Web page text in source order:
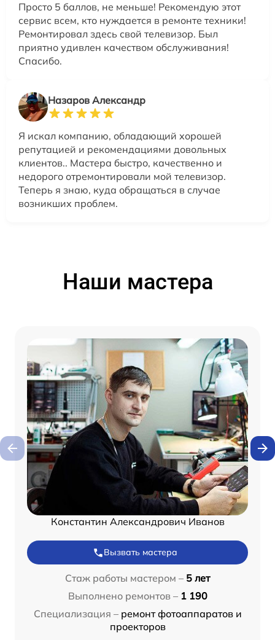
Просто 5 баллов, не меньше! Рекомендую этот
сервис всем, кто нуждается в ремонте техники!
Ремонтировал здесь свой телевизор. Был
приятно удивлен качеством обслуживания!
Спасибо.
Назаров Александр
Я искал компанию, обладающий хорошей
репутацией и рекомендациями довольных
клиентов.. Мастера быстро, качественно и
недорого отремонтировали мой телевизор.
Теперь я знаю, куда обращаться в случае
возникших проблем.
Наши мастера
Константин Александрович Иванов
Вызвать мастера
Стаж работы мастером – 5 лет
Выполнено ремонтов – 1 190
Специализация – ремонт фотоаппаратов и
проекторов